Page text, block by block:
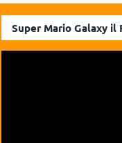
Super Mario Galaxy